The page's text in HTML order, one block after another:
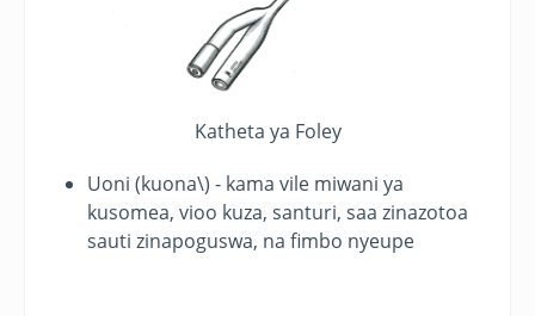
Katheta ya Foley
Uoni (kuona\) - kama vile miwani ya
kusomea, vioo kuza, santuri, saa zinazotoa
sauti zinapoguswa, na fimbo nyeupe